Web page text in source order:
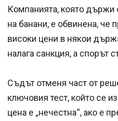
Компанията, която държи
на банани, е обвинена, че
високи цени в някои
налага санкция, а спорът
Съдът отменя част от
ключовия тест, който се
цена е „нечестна“, ако е